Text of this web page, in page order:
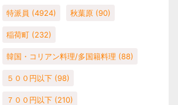
特派員 (4924) 秋葉原 (90)
稲荷町 (232)
韓国・コリアン料理/多国籍料理 (88)
５００円以下 (98)
７００円以下 (210)